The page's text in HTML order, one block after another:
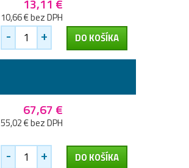
13,11 €
10,66 € bez DPH
- + DO KOŠÍKA
67,67 €
55,02 € bez DPH
- + DO KOŠÍKA